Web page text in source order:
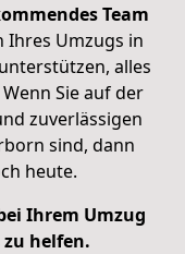
Team
Umzugs in
alles
Sie auf der
zuverlässigen
sind, dann
heute.
Ihrem Umzug
helfen.